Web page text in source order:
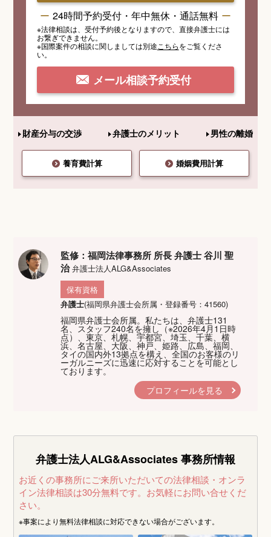
24時間予約受付・年中無休・通話無料
※法律相談は、受付予約後となりますので、 直接弁護士には
お繋ぎできません。
※国際案件の相談に関しましては別途 こちらをご覧くださ
い。
メール相談予約受付
財産分与の交渉 弁護士のメリット 男性の離婚
養育費計算 婚姻費用計算
監修：福岡法律事務所 所長 弁護士 谷川 聖
治弁護士法人ALG&Associates
保有資格
弁護士(福岡県弁護士会所属・登録番号：41560)
福岡県弁護士会所属。私たちは、弁護士131
名、スタッフ240名を擁し（※2026年4月1日時
点）、東京、札幌、宇都宮、埼玉、千葉、横
浜、名古屋、大阪、神戸、姫路、広島、福岡、
タイの国内外13拠点を構え、全国のお客様のリ
ーガルニーズに迅速に応対することを可能とし
ております。
プロフィールを見る
弁護士法人ALG&Associates事務所情報
お近くの事務所にご来所いただいての法律相談・オンラ
イン法律相談は30分無料です。 お気軽にお問い合せくだ
さい。
※事案により無料法律相談に対応できない場合がございます。